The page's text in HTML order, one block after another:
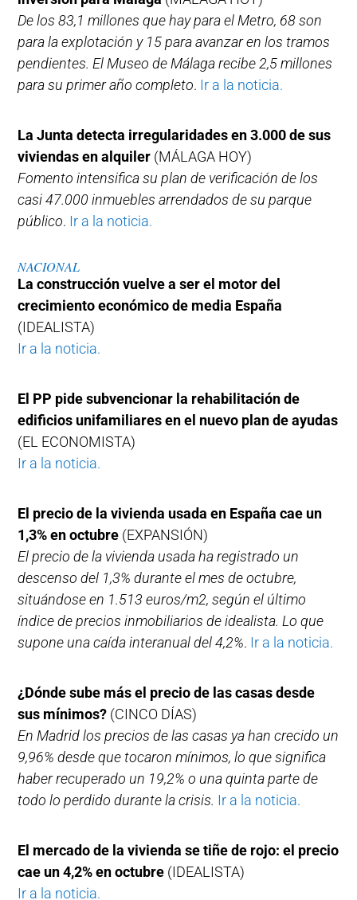
De los 83,1 millones que hay para el Metro, 68 son
para la explotación y 15 para avanzar en los tramos
pendientes. El Museo de Málaga recibe 2,5 millones
para su primer año completo. Ir a la noticia.
La Junta detecta irregularidades en 3.000 de sus
viviendas en alquiler (MÁLAGA HOY)
Fomento intensifica su plan de verificación de los
casi 47.000 inmuebles arrendados de su parque
público. Ir a la noticia.
NACIONAL
La construcción vuelve a ser el motor del
crecimiento económico de media España
(IDEALISTA)
Ir a la noticia.
El PP pide subvencionar la rehabilitación de
edificios unifamiliares en el nuevo plan de ayudas
(EL ECONOMISTA)
Ir a la noticia.
El precio de la vivienda usada en España cae un
1,3% en octubre (EXPANSIÓN)
El precio de la vivienda usada ha registrado un
descenso del 1,3% durante el mes de octubre,
situándose en 1.513 euros/m2, según el último
índice de precios inmobiliarios de idealista. Lo que
supone una caída interanual del 4,2%. Ir a la noticia.
¿Dónde sube más el precio de las casas desde
sus mínimos? (CINCO DÍAS)
En Madrid los precios de las casas ya han crecido un
9,96% desde que tocaron mínimos, lo que significa
haber recuperado un 19,2% o una quinta parte de
todo lo perdido durante la crisis. Ir a la noticia.
El mercado de la vivienda se tiñe de rojo: el precio
cae un 4,2% en octubre (IDEALISTA)
Ir a la noticia.